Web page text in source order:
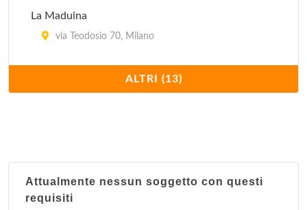
La Maduina
via Teodosio 70, Milano
via degli Orti 17/A, Arese
Sant'Agostino
ALTRI (13)
Attualmente nessun soggetto con questi
requisiti